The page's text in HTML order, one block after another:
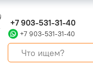
+7 903-531-31-40
+7 903-531-31-40